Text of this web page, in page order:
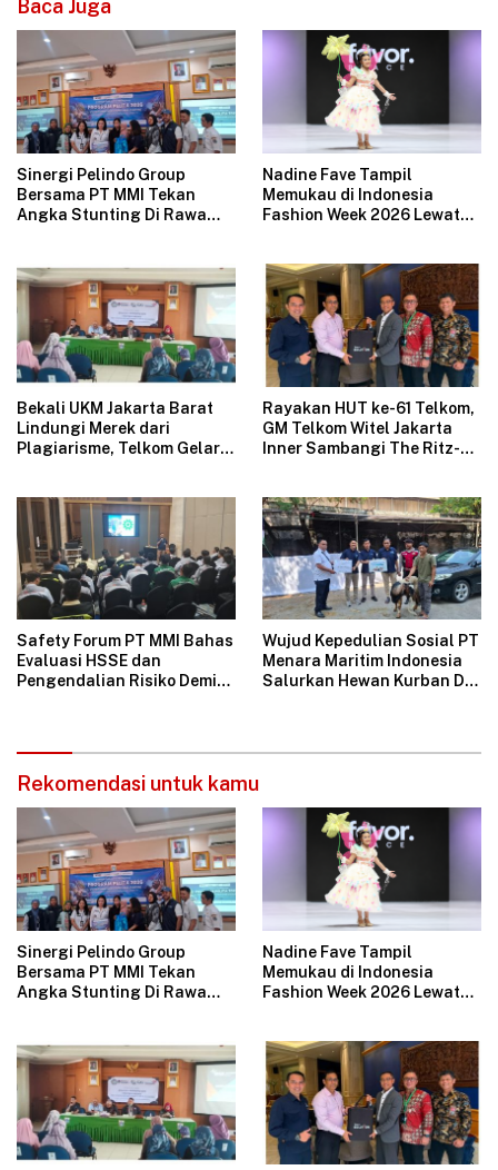
Baca Juga
Sinergi Pelindo Group
Bersama PT MMI Tekan
Angka Stunting Di Rawa
Nadine Fave Tampil
Memukau di Indonesia
Fashion Week 2026 Lewat
Bekali UKM Jakarta Barat
Lindungi Merek dari
Plagiarisme, Telkom Gelar
Rayakan HUT ke-61 Telkom,
GM Telkom Witel Jakarta
Inner Sambangi The Ritz-
Industri Hospitality
Safety Forum PT MMI Bahas
Evaluasi HSSE dan
Pengendalian Risiko Demi
Wujud Kepedulian Sosial PT
Menara Maritim Indonesia
Salurkan Hewan Kurban Di
Rekomendasi untuk kamu
Sinergi Pelindo Group
Bersama PT MMI Tekan
Angka Stunting Di Rawa
Nadine Fave Tampil
Memukau di Indonesia
Fashion Week 2026 Lewat